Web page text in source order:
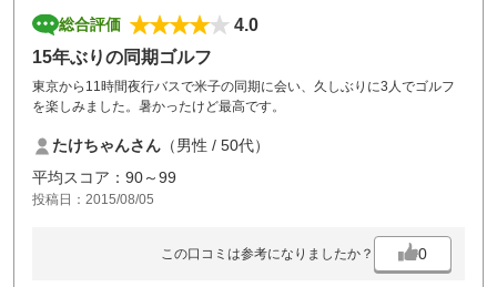
総合評価
4.0
15年ぶりの同期ゴルフ
東京から11時間夜行バスで米子の同期に会い、久しぶりに3人でゴルフ
を楽しみました。暑かったけど最高です。
たけちゃんさん （男性 / 50代）
平均スコア：90～99
投稿日：2015/08/05
この口コミは参考になりましたか？ 0